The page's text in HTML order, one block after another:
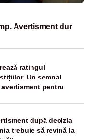
Avertisment dur
ratingul
Un semnal
pentru
după decizia
trebuie să revină la